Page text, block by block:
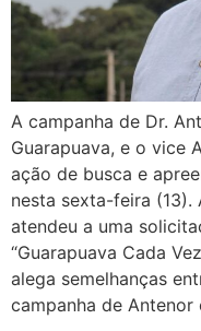
A campanha de Dr.
Guarapuava, e o vice
ação de busca e
nesta sexta-feira
atendeu a uma
“Guarapuava Cada
alega semelhanças
campanha de